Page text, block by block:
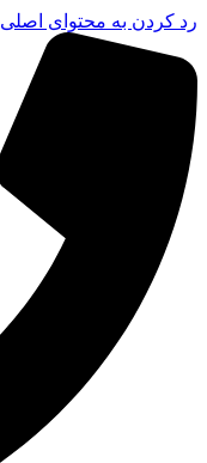
رد کردن به محتوای اصلی